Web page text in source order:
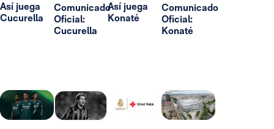
Así juega
Cucurella
Comunicado
Oficial:
Cucurella
Así juega
Konaté
Comunicado
Oficial:
Konaté